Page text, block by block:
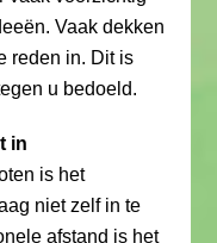
Vaak dekken
reden in. Dit is
u bedoeld.
in
is het
niet zelf in te
afstand is het